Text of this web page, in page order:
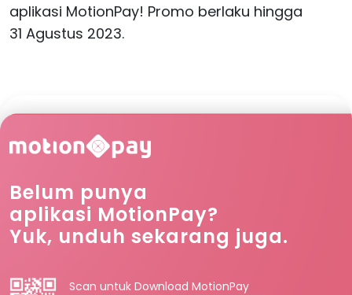
aplikasi MotionPay! Promo berlaku hingga
31 Agustus 2023.
Belum punya
aplikasi MotionPay?
Yuk, unduh sekarang juga.
Scan untuk Download MotionPay